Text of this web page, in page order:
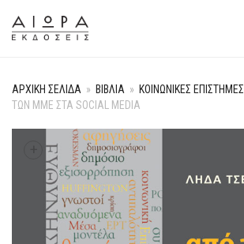
ΑΡΧΙΚΉ ΣΕΛΊΔΑ » ΒΙΒΛΙΑ » ΚΟΙΝΩΝΙΚΕΣ ΕΠΙΣΤΗΜΕΣ
ΤΩΝ ΜΜΕ ΣΤΑ SOCIAL MEDIA